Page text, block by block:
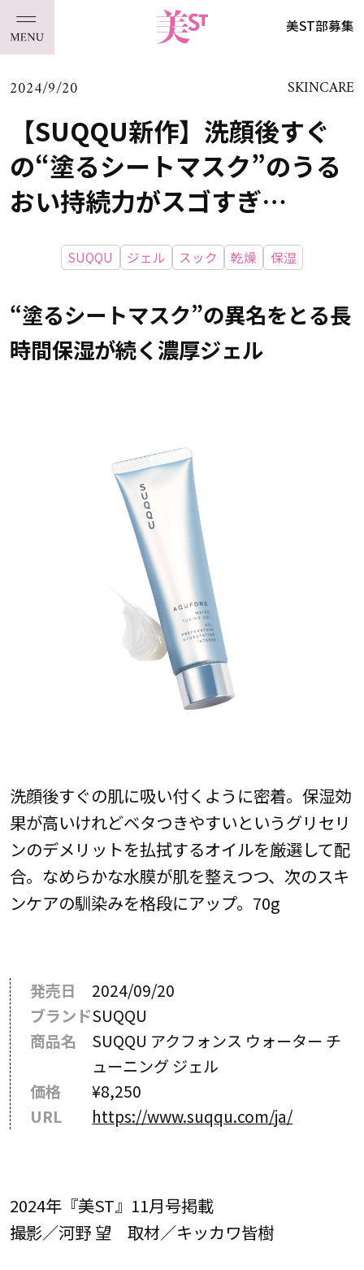
美ST部募集
2024/9/20 SKINCARE
【SUQQU新作】洗顔後すぐ
の“塗るシートマスク”のうる
おい持続力がスゴすぎ…
SUQQU ジェル スック 乾燥 保湿
“塗るシートマスク”の異名をとる長
時間保湿が続く濃厚ジェル
洗顔後すぐの肌に吸い付くように密着。保湿効
果が高いけれどベタつきやすいというグリセリ
ンのデメリットを払拭するオイルを厳選して配
合。なめらかな水膜が肌を整えつつ、次のスキ
ンケアの馴染みを格段にアップ。70g
発売日
2024/09/20
ブランドSUQQU
商品名
SUQQU アクフォンス ウォーター チ
ューニング ジェル
価格
¥8,250
URL
https://www.suqqu.com/ja/
2024年『美ST』11月号掲載
撮影／河野 望 取材／キッカワ皆樹